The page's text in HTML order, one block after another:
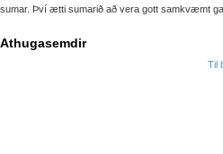
sumar. Því ætti sumarið að vera gott samkvæmt
Athugasemdir
Til